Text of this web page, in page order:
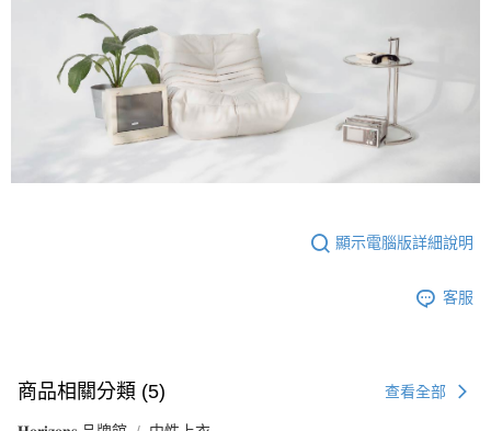
顯示電腦版詳細說明
客服
商品相關分類 (5) 查看全部